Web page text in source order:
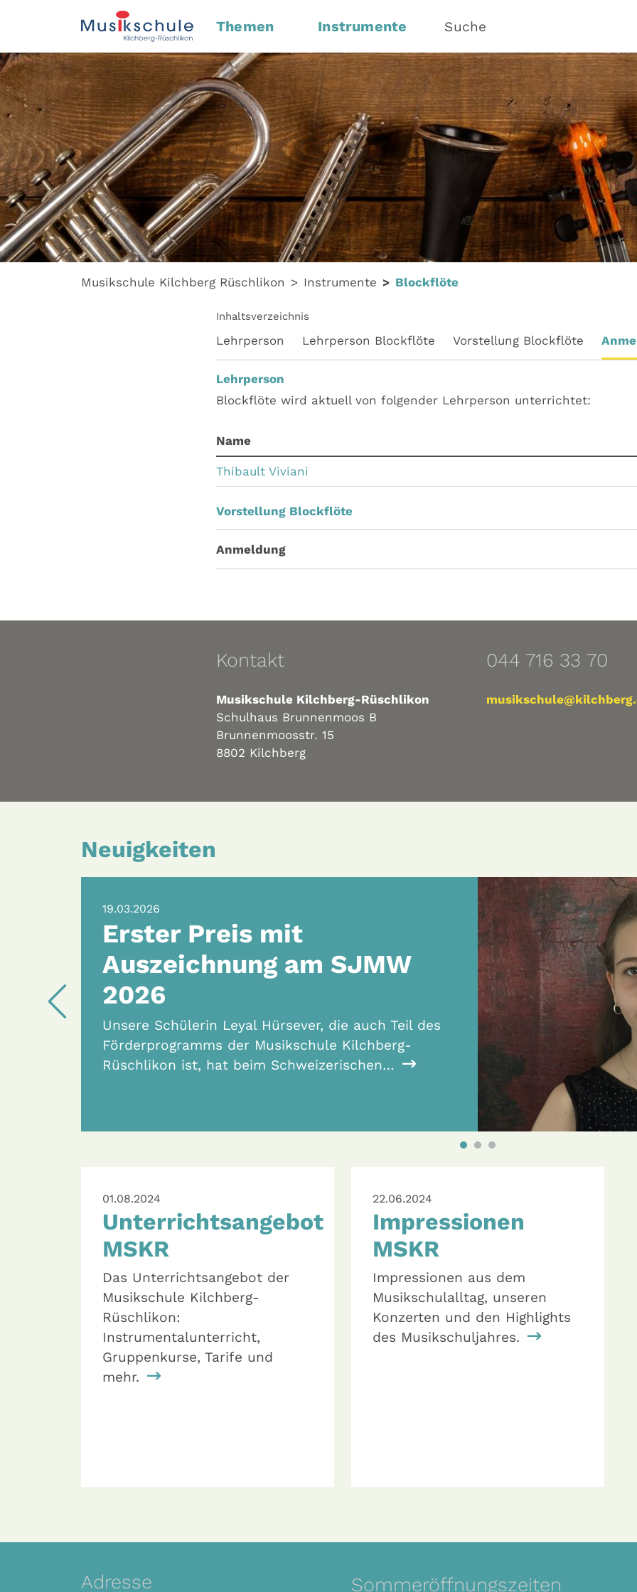
Themen Instrumente Suche
Musikschule Kilchberg Rüschlikon Instrumente Blockflöte
Inhaltsverzeichnis
Lehrperson Lehrperson Blockflöte Vorstellung Blockflöte
Lehrperson
Blockflöte wird aktuell von folgender Lehrperson unterrichtet:
Name
Thibault Viviani
Vorstellung Blockflöte
Anmeldung
Kontakt
Musikschule Kilchberg-Rüschlikon
Schulhaus Brunnenmoos B
Brunnenmoosstr. 15
8802 Kilchberg
044 716 33 70
Neuigkeiten
25.06.2024
Lernen
kennen!
Ein vielfältiges
lädt zum
Previous
01.08.2024
Unterrichtsangebot
MSKR
Das Unterrichtsangebot der
Musikschule Kilchberg-
Rüschlikon:
Instrumentalunterricht,
Gruppenkurse, Tarife und
mehr.
22.06.2024
Impressionen
MSKR
Impressionen aus dem
Musikschulalltag, unseren
Konzerten und den Highlights
des Musikschuljahres.
Adresse Sommeröffnungszeiten